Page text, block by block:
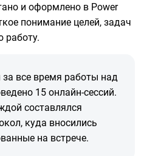
и оформлено в Power
понимание целей, задач
работу.
все время работы над
15 онлайн-сессий.
составлялся
куда вносились
на встрече.